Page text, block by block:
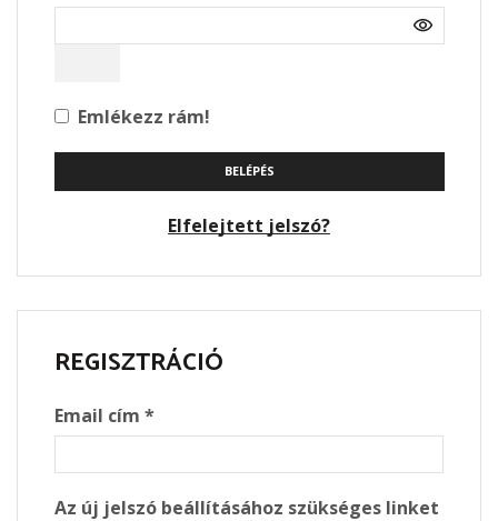
Emlékezz rám!
BELÉPÉS
Elfelejtett jelszó?
REGISZTRÁCIÓ
Email cím*Required
Az új jelszó beállításához szükséges linket